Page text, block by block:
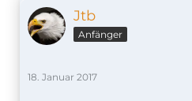
Jtb
Anfänger
18. Januar 2017